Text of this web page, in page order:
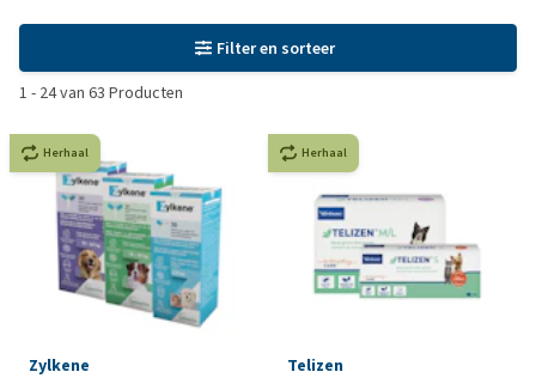
Filter en sorteer
1 - 24van 63 Producten
Herhaal
Zylkene
Herhaal
Telizen